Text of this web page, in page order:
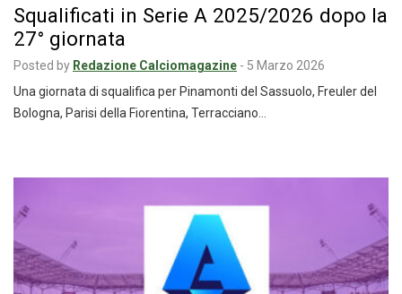
Squalificati in Serie A 2025/2026 dopo la
27° giornata
Posted by Redazione Calciomagazine - 5 Marzo 2026
Una giornata di squalifica per Pinamonti del Sassuolo, Freuler del
Bologna, Parisi della Fiorentina, Terracciano…